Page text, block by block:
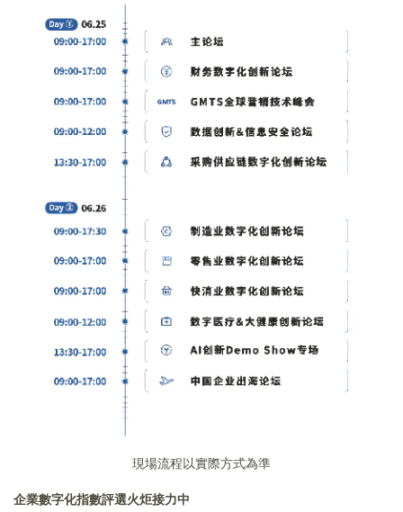
現場流程以實際方式為準
企業數字化指數評選火炬接力中